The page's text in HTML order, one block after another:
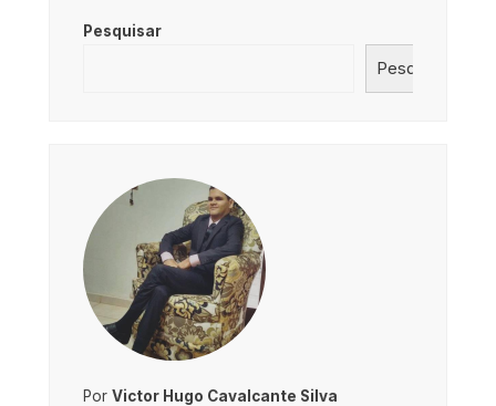
Pesquisar
Pesquisar
Por Victor Hugo Cavalcante Silva